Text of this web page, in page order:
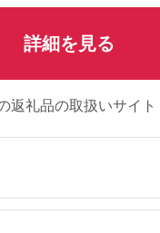
詳細を見る
返礼品の取扱いサイト